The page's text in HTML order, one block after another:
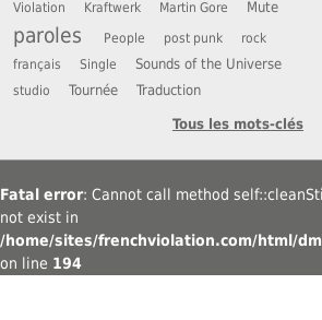
Violation
Kraftwerk Martin Gore Mute
paroles People post punk
rock
français
Single Sounds of the Universe
studio Tournée Traduction
Tous les mots-clés
Fatal error: Cannot call method
not exist in
/home/sites/frenchviolation.com/html/
on line 194